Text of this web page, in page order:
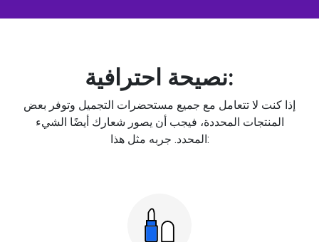
نصيحة احترافية:
إذا كنت لا تتعامل مع جميع مستحضرات التجميل وتوفر بعض
المنتجات المحددة، فيجب أن يصور شعارك أيضًا الشيء
المحدد. جربه مثل هذا: